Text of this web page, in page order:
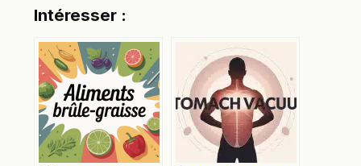
Intéresser :